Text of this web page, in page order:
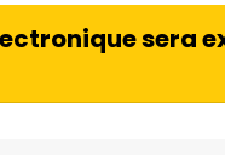
sera